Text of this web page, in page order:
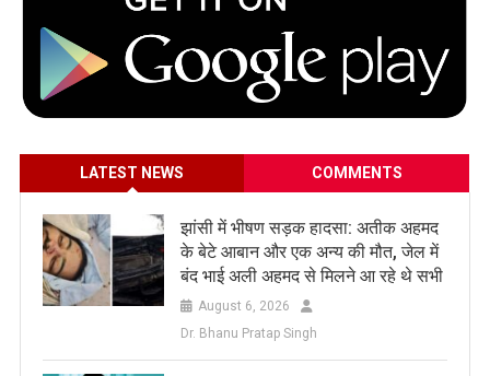
LATEST NEWS COMMENTS
झांसी में भीषण सड़क हादसा: अतीक अहमद
के बेटे आबान और एक अन्य की मौत, जेल में
बंद भाई अली अहमद से मिलने आ रहे थे सभी
August 6, 2026
Dr. Bhanu Pratap Singh